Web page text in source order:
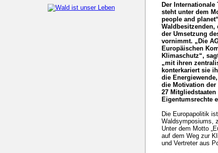
Der Internationale
steht unter dem
people and
der Umsetzung
vornimmt. „Die
Europäischen
Klimaschutz“,
„mit ihren
konterkariert sie
die
die Motivation
27
Eigentumsrechte
Die Europapolitik
Waldsymposiums,
Unter dem Motto
auf dem Weg zur
und Vertreter aus